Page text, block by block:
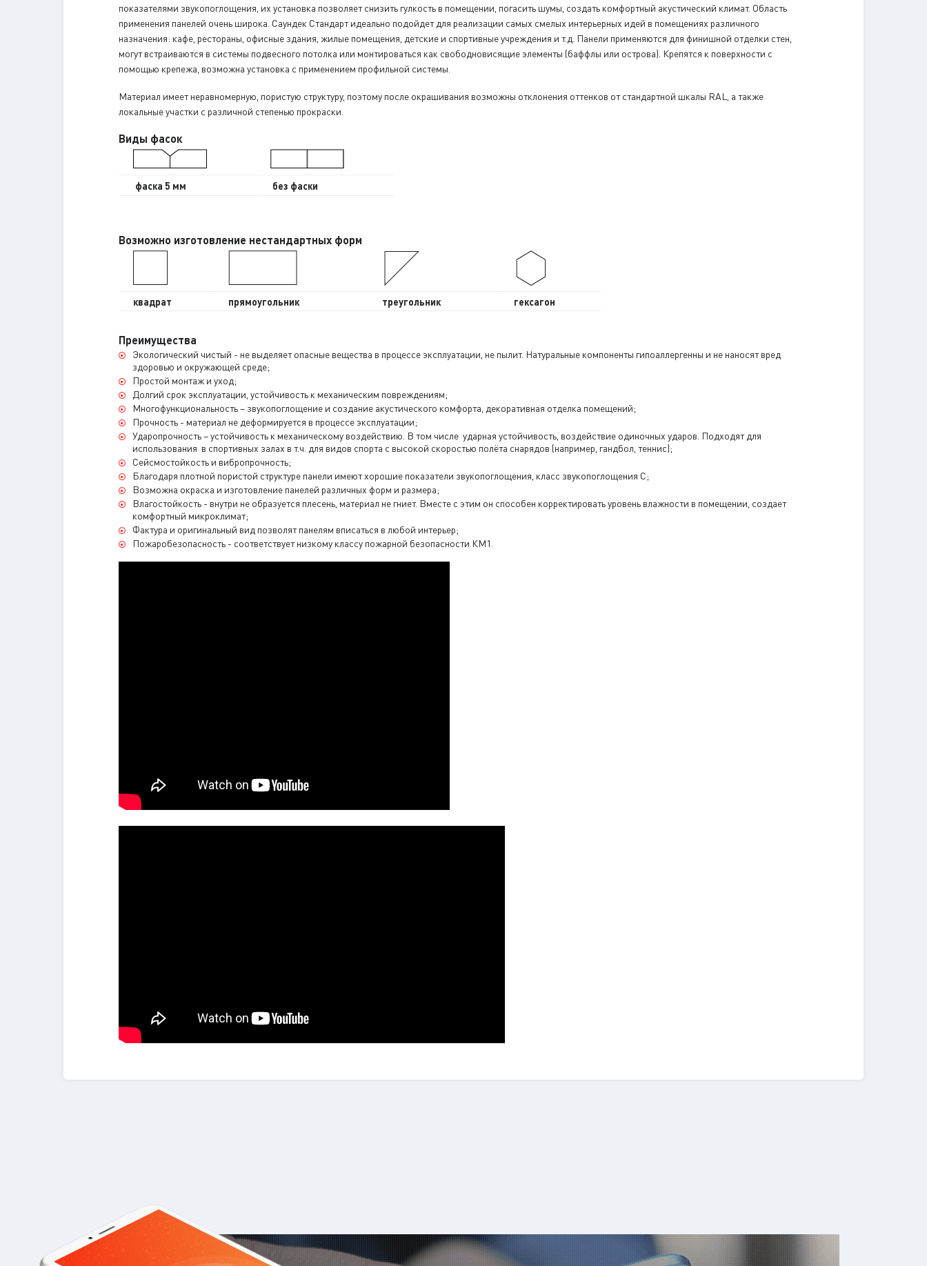
показателями звукопоглощения, их установка позволяет снизить гулкость в помещении, погасить шумы, создать комфортный акустический климат. Область
применения панелей очень широка. Саундек Стандарт идеально подойдет для реализации самых смелых интерьерных идей в помещениях различного
назначения: кафе, рестораны, офисные здания, жилые помещения, детские и спортивные учреждения и т.д. Панели применяются для финишной отделки стен,
могут встраиваются в системы подвесного потолка или монтироваться как свободновисящие элементы (баффлы или острова). Крепятся к поверхности с
помощью крепежа, возможна установка с применением профильной системы.
Материал имеет неравномерную, пористую структуру, поэтому после окрашивания возможны отклонения оттенков от стандартной шкалы RAL, а также
локальные участки с различной степенью прокраски.
Виды фасок
фаска 5 мм без фаски
Возможно изготовление нестандартных форм
квадрат прямоугольник треугольник гексагон
Преимущества
Экологический чистый - не выделяет опасные вещества в процессе эксплуатации, не пылит. Натуральные компоненты гипоаллергенны и не наносят вред
здоровью и окружающей среде;
Простой монтаж и уход;
Долгий срок эксплуатации, устойчивость к механическим повреждениям;
Многофункциональность – звукопоглощение и создание акустического комфорта, декоративная отделка помещений;
Прочность - материал не деформируется в процессе эксплуатации;
Ударопрочность – устойчивость к механическому воздействию. В том числе ударная устойчивость, воздействие одиночных ударов. Подходят для
использования в спортивных залах в т.ч. для видов спорта с высокой скоростью полёта снарядов (например, гандбол, теннис);
Сейсмостойкость и вибропрочность;
Благодаря плотной пористой структуре панели имеют хорошие показатели звукопоглощения, класс звукопоглощения С;
Возможна окраска и изготовление панелей различных форм и размера;
Влагостойкость - внутри не образуется плесень, материал не гниет. Вместе с этим он способен корректировать уровень влажности в помещении, создает
комфортный микроклимат;
Фактура и оригинальный вид позволят панелям вписаться в любой интерьер;
Пожаробезопасность - соответствует низкому классу пожарной безопасности КМ1.